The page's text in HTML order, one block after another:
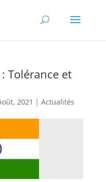
Tolérance et
2021 | Actualités